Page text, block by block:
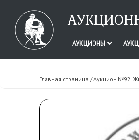
АУКЦИОНЫ
Главная страница /Аукцион №92.